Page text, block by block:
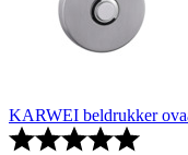
KARWEI beldrukker